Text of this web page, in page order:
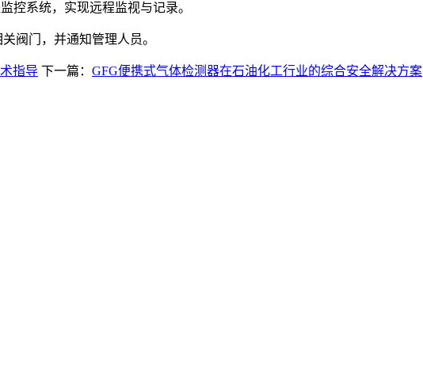
控系统，实现远程监视与记录。
阀门，并通知管理人员。
指导 下一篇： GFG便携式气体检测器在石油化工行业的综合安全解决方案